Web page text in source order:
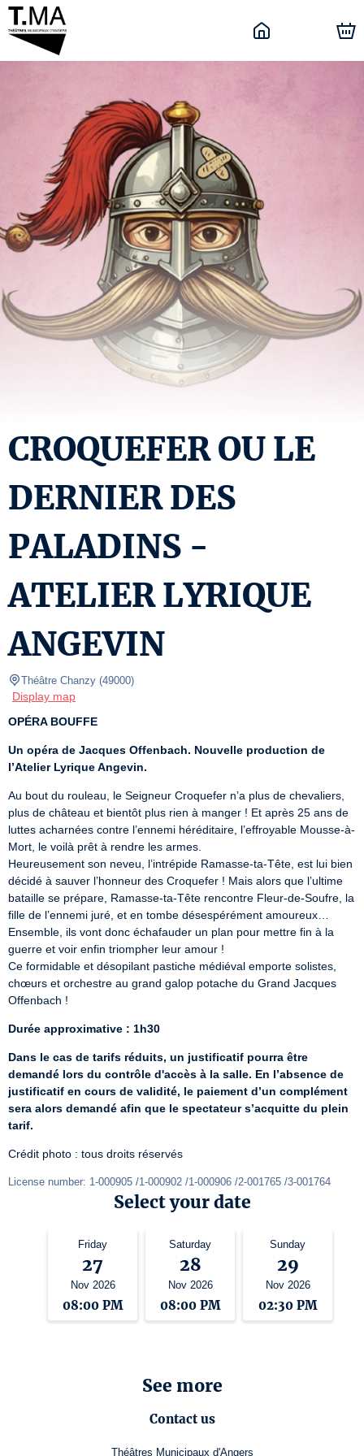
CROQUEFER OU LE
DERNIER DES
PALADINS -
ATELIER LYRIQUE
ANGEVIN
Théâtre Chanzy (49000)
Display map
OPÉRA BOUFFE
Un opéra de Jacques Offenbach. Nouvelle production de
l’Atelier Lyrique Angevin.
Au bout du rouleau, le Seigneur Croquefer n’a plus de chevaliers,
plus de château et bientôt plus rien à manger ! Et après 25 ans de
luttes acharnées contre l’ennemi héréditaire, l’effroyable Mousse-à-
Mort, le voilà prêt à rendre les armes.
Heureusement son neveu, l’intrépide Ramasse-ta-Tête, est lui bien
décidé à sauver l’honneur des Croquefer ! Mais alors que l’ultime
bataille se prépare, Ramasse-ta-Tête rencontre Fleur-de-Soufre, la
fille de l’ennemi juré, et en tombe désespérément amoureux…
Ensemble, ils vont donc échafauder un plan pour mettre fin à la
guerre et voir enfin triompher leur amour !
Ce formidable et désopilant pastiche médiéval emporte solistes,
chœurs et orchestre au grand galop potache du Grand Jacques
Offenbach !
Durée approximative : 1h30
Dans le cas de tarifs réduits, un justificatif pourra être
demandé lors du contrôle d'accès à la salle. En l’absence de
justificatif en cours de validité, le paiement d’un complément
sera alors demandé afin que le spectateur s’acquitte du plein
tarif.
Crédit photo : tous droits réservés
License number: 1-000905 /1-000902 /1-000906 /2-001765 /3-001764
Select your date
Friday
27
Nov 2026
08:00 PM
Saturday
28
Nov 2026
08:00 PM
Sunday
29
Nov 2026
02:30 PM
See more
Contact us
Théâtres Municipaux d'Angers